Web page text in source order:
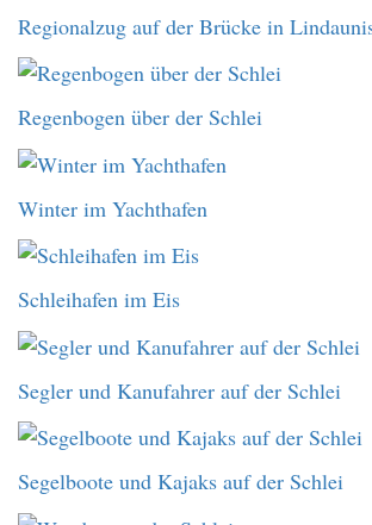
Regionalzug auf der Brücke in
Regenbogen über der Schlei
Winter im Yachthafen
Schleihafen im Eis
Segler und Kanufahrer auf der Schlei
Segelboote und Kajaks auf der Schlei